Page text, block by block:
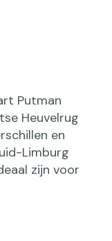
Putman
Heuvelrug
en
Limburg
zijn voor